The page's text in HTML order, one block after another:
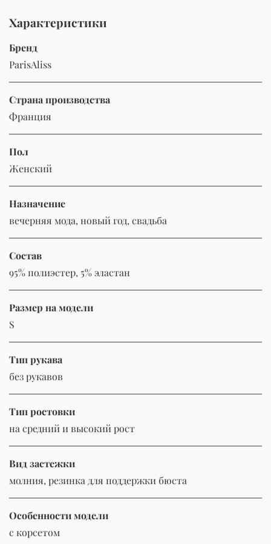
Характеристики
Бренд
ParisAliss
Страна производства
Франция
Пол
Женский
Назначение
вечерняя мода, новый год, свадьба
Состав
95% полиэстер, 5% эластан
Размер на модели
S
Тип рукава
без рукавов
Тип ростовки
на средний и высокий рост
Вид застежки
молния, резинка для поддержки бюста
Особенности модели
с корсетом